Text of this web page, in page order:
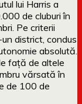
lui Harris a
de cluburi în
Pe criterii
district, condus
absolută.
față de altele
vărsată în
de 100 de